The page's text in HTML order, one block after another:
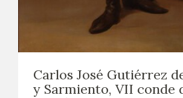
Carlos José Gutiérrez
y Sarmiento, VII conde